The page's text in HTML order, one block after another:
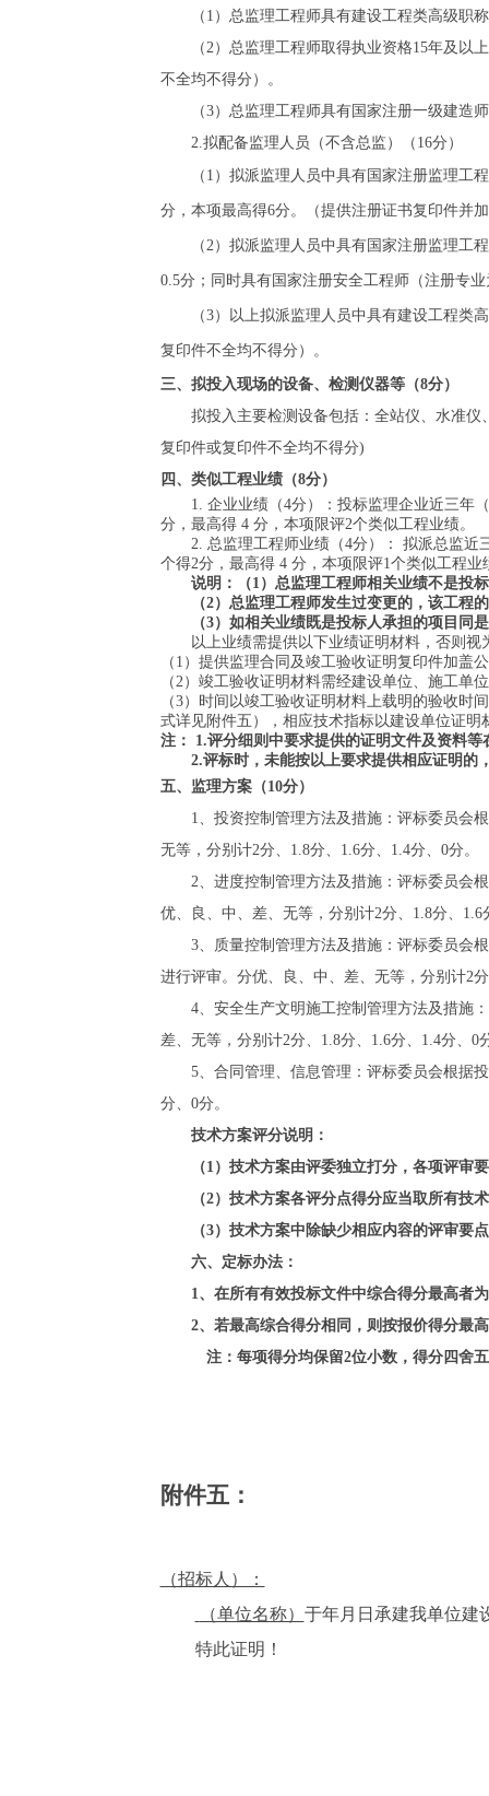
（ 1）总监理工程师具有建设工程类高级职
（ 2）总监理工程师取得执业资格15年及以
不全均不得分）。
（3）总监理工程师具有国家注册一级建造
2.拟配备监理人员（不含总监）（ 16分）
（ 1）拟派监理人员中具有国家注册监理工
分，本项最高得6分。（提供注册证书复印件并
（ 2）拟派监理人员中具有国家注册监理工
0.5分； 同时具有国家注册安全工程师（注册专
（3） 以上拟派监理人员中具有建设工程类
复印件不全均不得分） 。
三、拟投入现场的设备、检测仪器等（8分）
拟投入主要检测设备包括：全站仪、水准仪
复印件或复印件不全均不得分)
四、 类似工程业绩（8分）
1. 企业业绩（4分）：投标监理企业近三年
分，最高得 4 分，本项限评2个类似工程业绩。
2. 总监理工程师业绩（4分）： 拟派总监
个得2分，最高得 4 分，本项限评1个类似工程业
说明：（1）总监理工程师相关业绩不是投
（2）总监理工程师发生过变更的，该工程
（3）如相关业绩既是投标人承担的项目同
以上业绩需提供以下业绩证明材料，否则视
（ 1）提供监理合同及竣工验收证明复印件加盖
（ 2）竣工验收证明材料需经建设单位、施工单
（3）时间以竣工验收证明材料上载明的验收时
式详见附件五），相应技术指标以建设单位证明
注：
1.评分细则中要求提供的证明文件及资料
2.评标时，未能按以上要求提供相应证明的
五、监理方案（10分）
1、投资控制管理方法及措施：评标委员会
无等，分别计2分、1.8分、1.6分、1.4分、0分。
2、进度控制管理方法及措施：评标委员会
优、良、中、差、无等，分别计2分、1.8分、1.6
3、质量控制管理方法及措施：评标委员会
进行评审。分优、良、中、差、无等，分别计2
4、安全生产文明施工控制管理方法及措施
差、无等，分别计2分、1.8分、1.6分、1.4分、0
5、合同管理、信息管理：评标委员会根据
分、0分。
技术方案评分说明：
（1）技术方案由评委独立打分，各项评审
（2）技术方案各评分点得分应当取所有技
（3）技术方案中除缺少相应内容的评审要
六、定标办法：
1、在所有有效投标文件中综合得分最高者
2、若最高综合得分相同，则按报价得分最
注：每项得分均保留2位小数，得分四舍
附件五：
（招标人）：
（单位名称） 于年月日承建我单位建
特此证明！